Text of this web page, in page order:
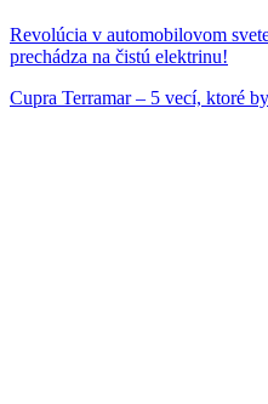
Revolúcia v automobilovom
prechádza na čistú elektrinu!
Cupra Terramar – 5 vecí, ktoré